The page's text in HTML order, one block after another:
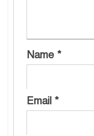
Name *
Email *